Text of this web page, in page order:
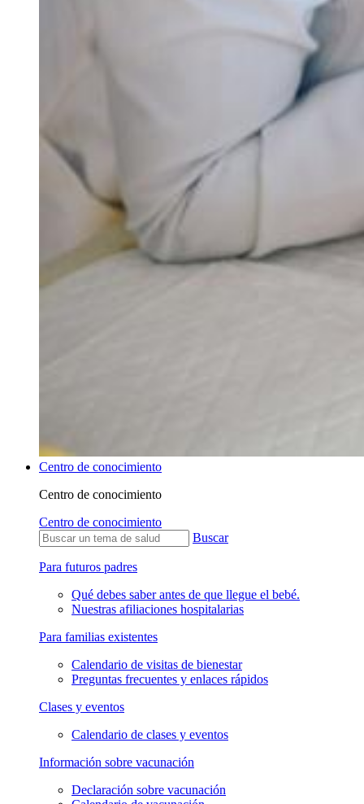
Centro de conocimiento
Centro de conocimiento
Centro de conocimiento
Buscar
Para futuros padres
Qué debes saber antes de que llegue el bebé.
Nuestras afiliaciones hospitalarias
Para familias existentes
Calendario de visitas de bienestar
Preguntas frecuentes y enlaces rápidos
Clases y eventos
Calendario de clases y eventos
Información sobre vacunación
Declaración sobre vacunación